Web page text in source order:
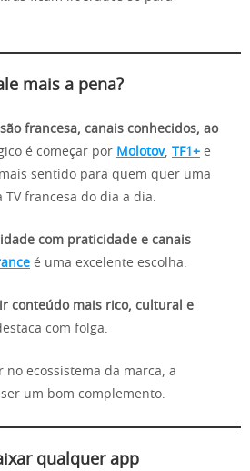
mais a pena?
francesa, canais conhecidos, ao
é começar por Molotov, TF1+ e
sentido para quem quer uma
francesa do dia a dia.
com praticidade e canais
é uma excelente escolha.
conteúdo mais rico, cultural e
com folga.
no ecossistema da marca, a
um bom complemento.
qualquer app